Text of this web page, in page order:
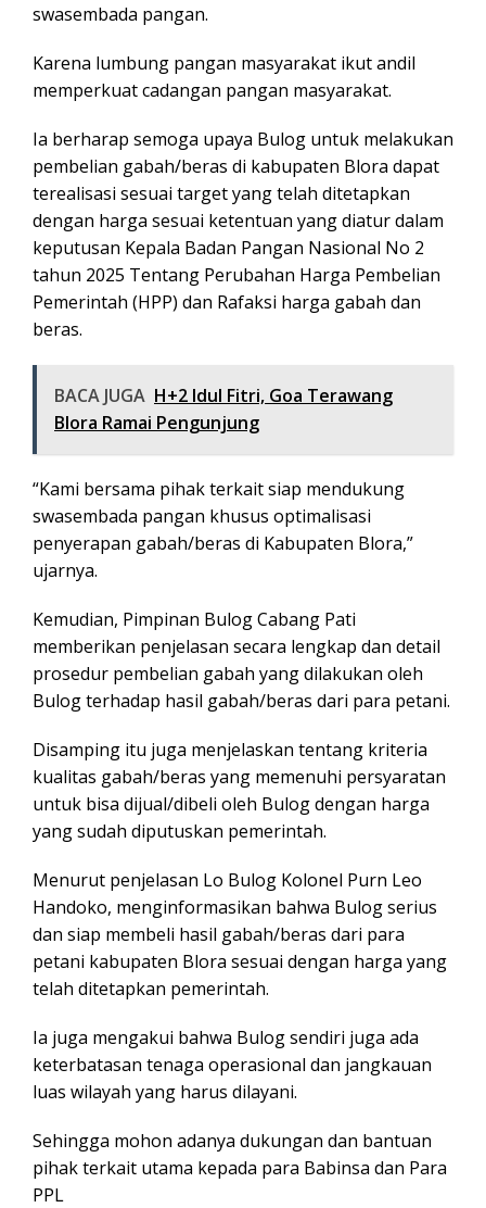
swasembada pangan.
Karena lumbung pangan masyarakat ikut andil
memperkuat cadangan pangan masyarakat.
Ia berharap semoga upaya Bulog untuk melakukan
pembelian gabah/beras di kabupaten Blora dapat
terealisasi sesuai target yang telah ditetapkan
dengan harga sesuai ketentuan yang diatur dalam
keputusan Kepala Badan Pangan Nasional No 2
tahun 2025 Tentang Perubahan Harga Pembelian
Pemerintah (HPP) dan Rafaksi harga gabah dan
beras.
BACA JUGA H+2 Idul Fitri, Goa Terawang
Blora Ramai Pengunjung
“Kami bersama pihak terkait siap mendukung
swasembada pangan khusus optimalisasi
penyerapan gabah/beras di Kabupaten Blora,”
ujarnya.
Kemudian, Pimpinan Bulog Cabang Pati
memberikan penjelasan secara lengkap dan detail
prosedur pembelian gabah yang dilakukan oleh
Bulog terhadap hasil gabah/beras dari para petani.
Disamping itu juga menjelaskan tentang kriteria
kualitas gabah/beras yang memenuhi persyaratan
untuk bisa dijual/dibeli oleh Bulog dengan harga
yang sudah diputuskan pemerintah.
Menurut penjelasan Lo Bulog Kolonel Purn Leo
Handoko, menginformasikan bahwa Bulog serius
dan siap membeli hasil gabah/beras dari para
petani kabupaten Blora sesuai dengan harga yang
telah ditetapkan pemerintah.
Ia juga mengakui bahwa Bulog sendiri juga ada
keterbatasan tenaga operasional dan jangkauan
luas wilayah yang harus dilayani.
Sehingga mohon adanya dukungan dan bantuan
pihak terkait utama kepada para Babinsa dan Para
PPL